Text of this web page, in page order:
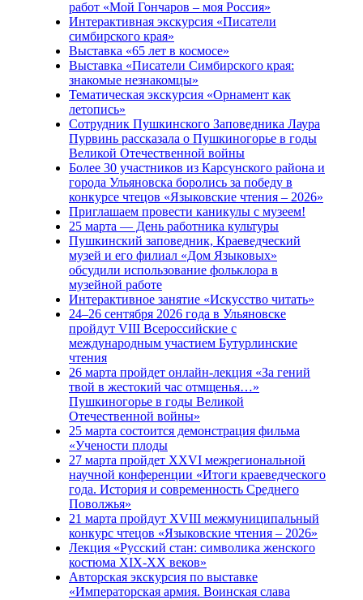
работ «Мой Гончаров – моя Россия»
Интерактивная экскурсия «Писатели
симбирского края»
Выставка «65 лет в космосе»
Выставка «Писатели Симбирского края:
знакомые незнакомцы»
Тематическая экскурсия «Орнамент как
летопись»
Сотрудник Пушкинского Заповедника Лаура
Пурвинь рассказала о Пушкиногорье в годы
Великой Отечественной войны
Более 30 участников из Карсунского района и
города Ульяновска боролись за победу в
конкурсе чтецов «Языковские чтения – 2026»
Приглашаем провести каникулы с музеем!
25 марта — День работника культуры
Пушкинский заповедник, Краеведческий
музей и его филиал «Дом Языковых»
обсудили использование фольклора в
музейной работе
Интерактивное занятие «Искусство читать»
24–26 сентября 2026 года в Ульяновске
пройдут VIII Всероссийские с
международным участием Бутурлинские
чтения
26 марта пройдет онлайн-лекция «За гений
твой в жестокий час отмщенья…»
Пушкиногорье в годы Великой
Отечественной войны»
25 марта состоится демонстрация фильма
«Учености плоды
27 марта пройдет XXVI межрегиональной
научной конференции «Итоги краеведческого
года. История и современность Среднего
Поволжья»
21 марта пройдут XVIII межмуниципальный
конкурс чтецов «Языковские чтения – 2026»
Лекция «Русский стан: символика женского
костюма XIX-XX веков»
Авторская экскурсия по выставке
«Императорская армия. Воинская слава